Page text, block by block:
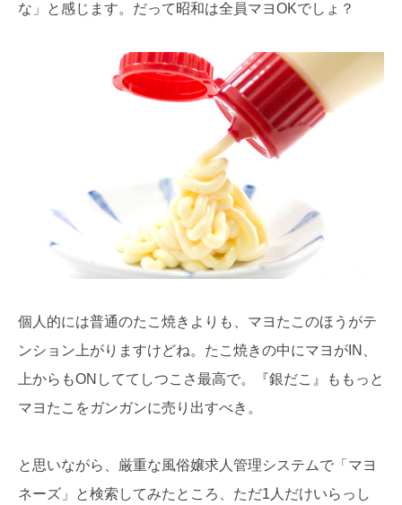
な」と感じます。だって昭和は全員マヨOKでしょ？
個人的には普通のたこ焼きよりも、マヨたこのほうがテ
ンション上がりますけどね。たこ焼きの中にマヨがIN、
上からもONしててしつこさ最高で。『銀だこ』ももっと
マヨたこをガンガンに売り出すべき。
と思いながら、厳重な風俗嬢求人管理システムで「マヨ
ネーズ」と検索してみたところ、ただ1人だけいらっし